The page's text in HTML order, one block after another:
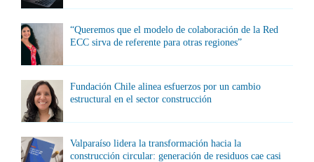
“Queremos que el modelo de colaboración de la Red
ECC sirva de referente para otras regiones”
Fundación Chile alinea esfuerzos por un cambio
estructural en el sector construcción
Valparaíso lidera la transformación hacia la
construcción circular: generación de residuos cae casi